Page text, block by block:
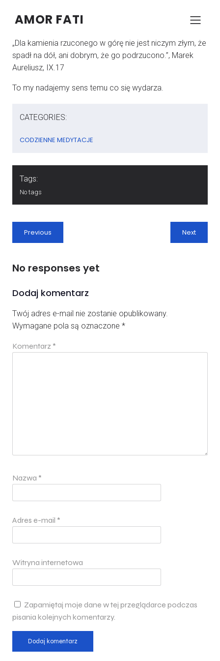
AMOR FATI
KONRAD SZCZYPCZYK
„Dla kamienia rzuconego w górę nie jest niczym złym, że
spadł na dół, ani dobrym, że go podrzucono.”, Marek
Aureliusz, IX.17
To my nadajemy sens temu co się wydarza.
CATEGORIES:
CODZIENNE MEDYTACJE
Tags:
No tags
Previous Next
No responses yet
Dodaj komentarz
Twój adres e-mail nie zostanie opublikowany.
Wymagane pola są oznaczone *
Komentarz *
Nazwa *
Adres e-mail *
Witryna internetowa
Zapamiętaj moje dane w tej przeglądarce podczas
pisania kolejnych komentarzy.